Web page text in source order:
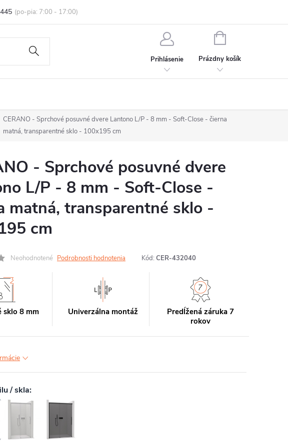
Podmienky ochrany osobných údajov
Prihlásenie
NÁKUPNÝ
Prázdny košík
CERANO - Sprchové posuvné dvere Lantono L/P - 8 mm - Soft-Close - čierna
matná, transparentné sklo - 100x195 cm
- Sprchové posuvné dvere
L/P - 8 mm - Soft-Close -
matná, transparentné sklo -
cm
Neohodnotené Podrobnosti hodnotenia Kód: CER-432040
sklo 8 mm Univerzálna montáž
Predĺžená záruka 7
rokov